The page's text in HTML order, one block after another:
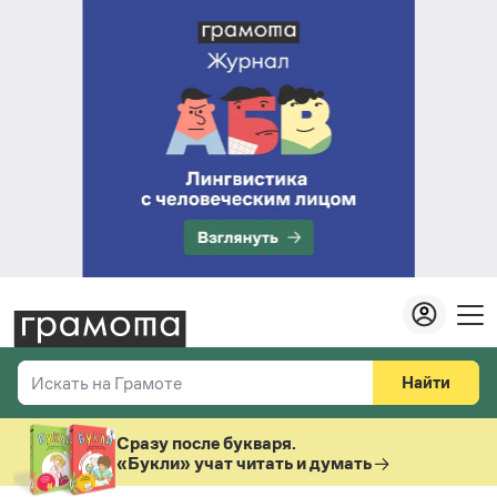
Искать на Грамоте
Справочная служба
Найти
Везде